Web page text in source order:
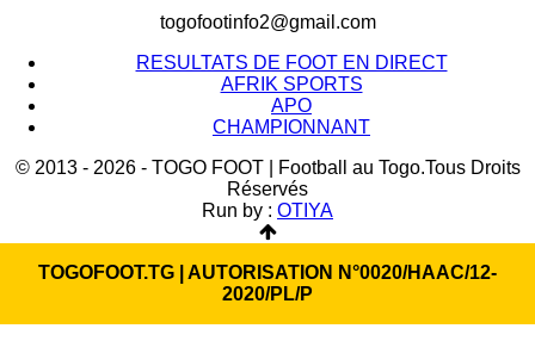
togofootinfo2@gmail.com
RESULTATS DE FOOT EN DIRECT
AFRIK SPORTS
APO
CHAMPIONNANT
© 2013 - 2026 - TOGO FOOT | Football au Togo.Tous Droits
Réservés
Run by : OTIYA
TOGOFOOT.TG | AUTORISATION N°0020/HAAC/12-
2020/PL/P